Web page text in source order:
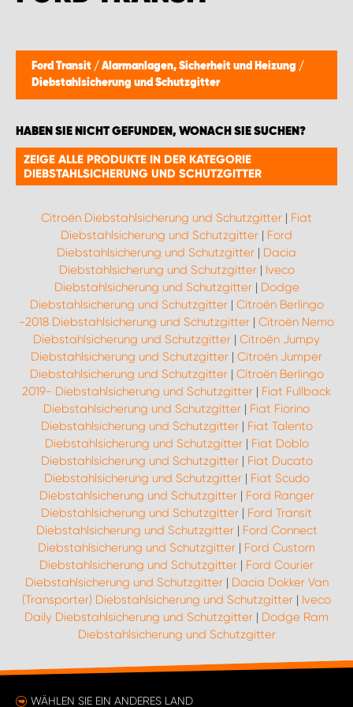
Ford Transit / Alarmanlagen, Sicherheit und Heizung /
Diebstahlsicherung und Schutzgitter
HABEN SIE NICHT GEFUNDEN, WONACH SIE SUCHEN?
ZEIGE ALLE PRODUKTE IN DER KATEGORIE
DIEBSTAHLSICHERUNG UND SCHUTZGITTER
Citroën Diebstahlsicherung und Schutzgitter | Fiat
Diebstahlsicherung und Schutzgitter | Ford
Diebstahlsicherung und Schutzgitter | Dacia
Diebstahlsicherung und Schutzgitter| Iveco
Diebstahlsicherung und Schutzgitter| Dodge
Diebstahlsicherung und Schutzgitter| Citroën Berlingo
-2018 Diebstahlsicherung und Schutzgitter | Citroën Nemo
Diebstahlsicherung und Schutzgitter | Citroën Jumpy
Diebstahlsicherung und Schutzgitter | Citroën Jumper
Diebstahlsicherung und Schutzgitter| Citroën Berlingo
2019- Diebstahlsicherung und Schutzgitter | Fiat Fullback
Diebstahlsicherung und Schutzgitter | Fiat Fiorino
Diebstahlsicherung und Schutzgitter| Fiat Talento
Diebstahlsicherung und Schutzgitter| Fiat Doblo
Diebstahlsicherung und Schutzgitter| Fiat Ducato
Diebstahlsicherung und Schutzgitter| Fiat Scudo
Diebstahlsicherung und Schutzgitter| Ford Ranger
Diebstahlsicherung und Schutzgitter | Ford Transit
Diebstahlsicherung und Schutzgitter| Ford Connect
Diebstahlsicherung und Schutzgitter | Ford Custom
Diebstahlsicherung und Schutzgitter | Ford Courier
Diebstahlsicherung und Schutzgitter| Dacia Dokker Van
(Transporter) Diebstahlsicherung und Schutzgitter | Iveco
Daily Diebstahlsicherung und Schutzgitter | Dodge Ram
Diebstahlsicherung und Schutzgitter
WÄHLEN SIE EIN ANDERES LAND